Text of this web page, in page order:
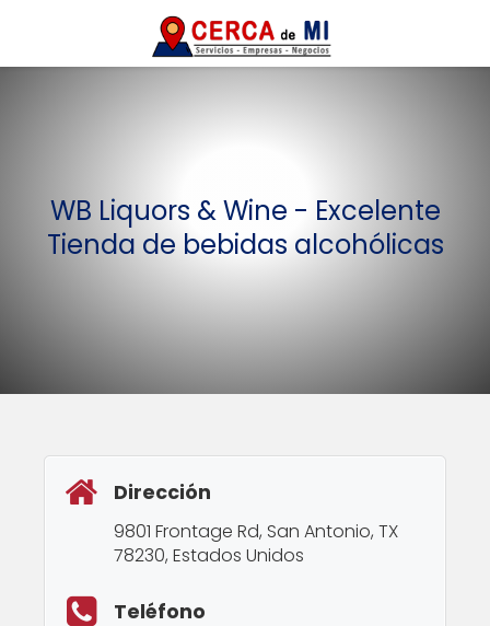
️WB Liquors & Wine - Excelente
Tienda de bebidas alcohólicas
Dirección
9801 Frontage Rd, San Antonio, TX
78230, Estados Unidos
Teléfono